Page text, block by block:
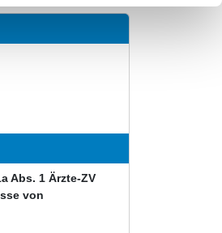
Abs. 1 Ärzte-ZV
von